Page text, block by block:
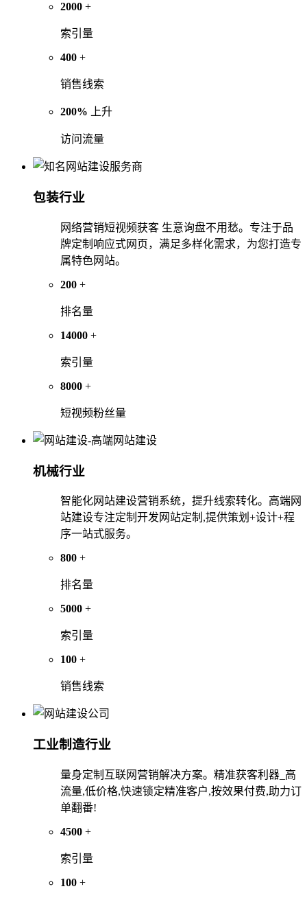
2000 +
索引量
400 +
销售线索
200% 上升
访问流量
包装行业
网络营销短视频获客 生意询盘不用愁。专注于品
牌定制响应式网页，满足多样化需求，为您打造专
属特色网站。
200 +
排名量
14000 +
索引量
8000 +
短视频粉丝量
机械行业
智能化网站建设营销系统，提升线索转化。高端网
站建设专注定制开发网站定制,提供策划+设计+程
序一站式服务。
800 +
排名量
5000 +
索引量
100 +
销售线索
工业制造行业
量身定制互联网营销解决方案。精准获客利器_高
流量,低价格,快速锁定精准客户,按效果付费,助力订
单翻番!
4500 +
索引量
100 +